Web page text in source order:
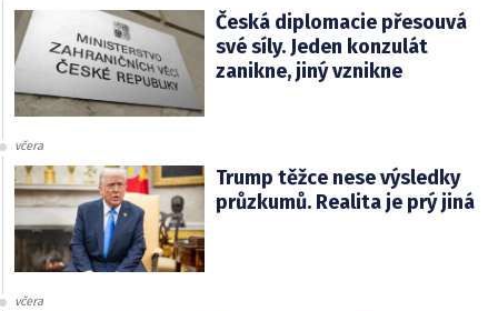
Česká diplomacie přesouvá
své síly. Jeden konzulát
zanikne, jiný vznikne
včera
Trump těžce nese výsledky
průzkumů. Realita je prý jiná
včera